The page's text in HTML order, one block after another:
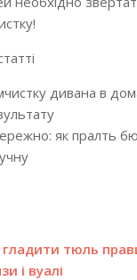
дивана в
як пралть
гладити тюль
і вуалі